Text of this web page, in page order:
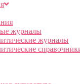
журналы
журналы